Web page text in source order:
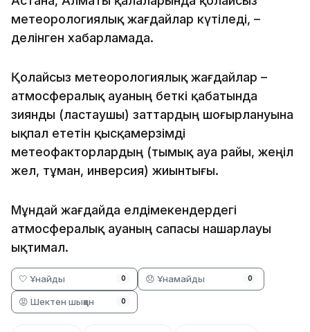
метеорологиялық жағдайлар күтіледі, –
делінген хабарламада.
Қолайсыз метеорологиялық жағдайлар –
атмосфералық ауаның беткі қабатында
зиянды (ластаушы) заттардың шоғырлануына
ықпал ететін қысқамерзімді
метеофакторлардың (тымық ауа райы, жеңіл
жел, тұман, инверсия) жиынтығы.
Мұндай жағдайда елдімекендердегі
атмосфералық ауаның сапасы нашарлауы
ықтимал.
🤍 Ұнайды 0 😞 Ұнамайды 0
😡 Шектен шыққан 0